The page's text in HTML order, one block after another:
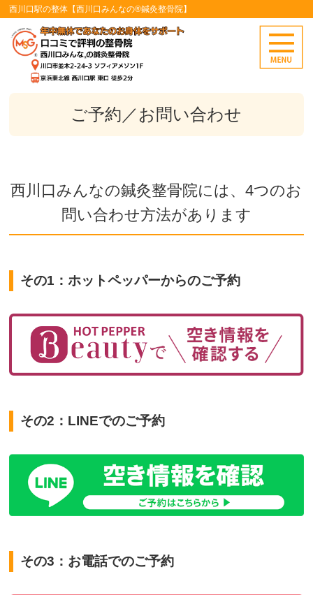
西川口駅の整体【西川口みんなの®鍼灸整骨院】
ご予約／お問い合わせ
西川口みんなの鍼灸整骨院には、4つのお
問い合わせ方法があります
その1：ホットペッパーからのご予約
その2：LINEでのご予約
その3：お電話でのご予約